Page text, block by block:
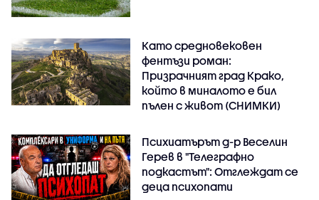
Като средновековен
фентъзи роман:
Призрачният град Крако,
който в миналото е бил
пълен с живот (СНИМКИ)
Психиатърът д-р Веселин
Герев в "Телеграфно
подкастът": Отглеждат се
деца психопати